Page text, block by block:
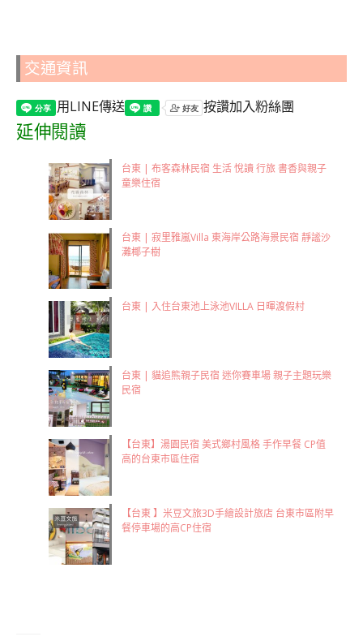
交通資訊
用LINE傳送 按讚加入粉絲團
延伸閱讀
台東 | 布客森林民宿 生活 悅讀 行旅 書香與親子
童樂住宿
台東 | 寂里雅嵐Villa 東海岸公路海景民宿 靜謐沙
灘椰子樹
台東 | 入住台東池上泳池VILLA 日暉渡假村
台東 | 貓追熊親子民宿 迷你賽車場 親子主題玩樂
民宿
【台東】湯園民宿 美式鄉村風格 手作早餐 CP值
高的台東市區住宿
【台東 】米豆文旅3D手繪設計旅店 台東市區附早
餐停車場的高CP住宿